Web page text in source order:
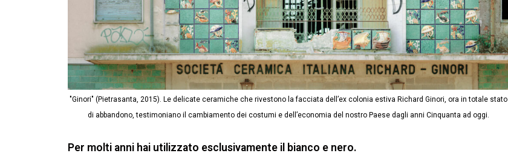
"Ginori" (Pietrasanta, 2015). Le delicate ceramiche che rivestono la facciata dell’ex colonia estiva Richard Ginori, ora in totale stato
di abbandono, testimoniano il cambiamento dei costumi e dell’economia del nostro Paese dagli anni Cinquanta ad oggi.
Per molti anni hai utilizzato esclusivamente il bianco e nero.